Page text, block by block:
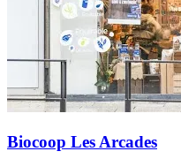
Biocoop Les Arcades